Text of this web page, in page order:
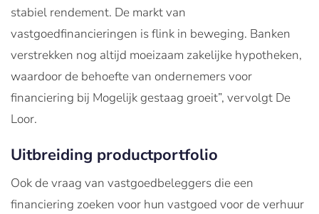
stabiel rendement. De markt van
vastgoedfinancieringen is flink in beweging. Banken
verstrekken nog altijd moeizaam zakelijke hypotheken,
waardoor de behoefte van ondernemers voor
financiering bij Mogelijk gestaag groeit”, vervolgt De
Loor.
Uitbreiding productportfolio
Ook de vraag van vastgoedbeleggers die een
financiering zoeken voor hun vastgoed voor de verhuur